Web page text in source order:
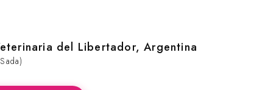
del Libertador, Argentina